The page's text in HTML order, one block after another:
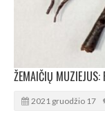
2021 gruodžio 17